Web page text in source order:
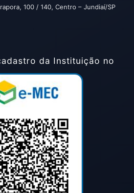
100 / 140, Centro – Jundiaí/SP
da Instituição no